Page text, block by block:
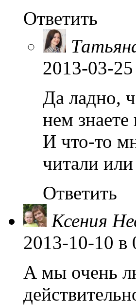
Ответить
2013-03-25
Да ладно,
нем знаете
И что-то
читали
Ответить
Ксения
2013-10-10 в
А мы очень